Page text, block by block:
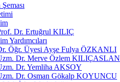
Dr. Ertuğrul KILIÇ
Yardımcıları
Öğr. Üyesi Ayşe Fulya ÖZKANLI
Dr. Merve Özlem KILIÇASLAN
Dr. Yemliha AKSOY
Dr. Osman Gökalp KOYUNCU